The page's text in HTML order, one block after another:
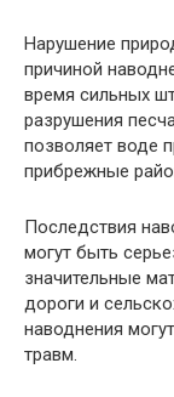
Нарушение
причиной
время сильных
разрушения
позволяет воде
прибрежные
Последствия
могут быть
значительные
дороги и
наводнения
травм.